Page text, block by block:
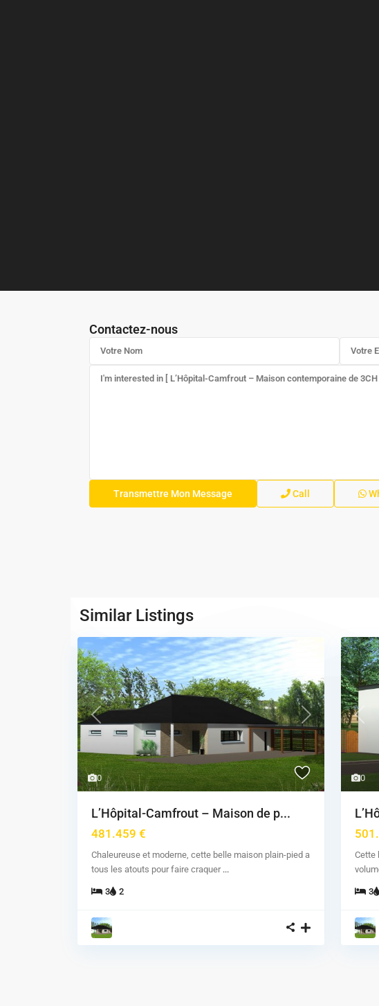
Contactez-nous
Call
Similar Listings
0
Previous Next
L’Hôpital-Camfrout – Maison de p...
481.459 €
Chaleureuse et moderne, cette belle maison plain-pied a
tous les atouts pour faire craquer ...
3 2
0
Cette
3